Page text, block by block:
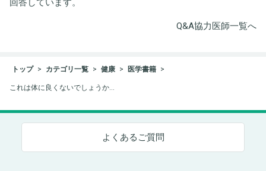
回答しています。
Q&A協力医師一覧へ
トップ カテゴリ一覧 健康 医学書籍
これは体に良くないでしょうか…
よくあるご質問